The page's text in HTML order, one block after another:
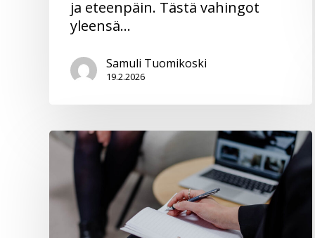
ja eteenpäin. Tästä vahingot
yleensä…
Samuli Tuomikoski
19.2.2026
Yt-
muuttui
–
oletko